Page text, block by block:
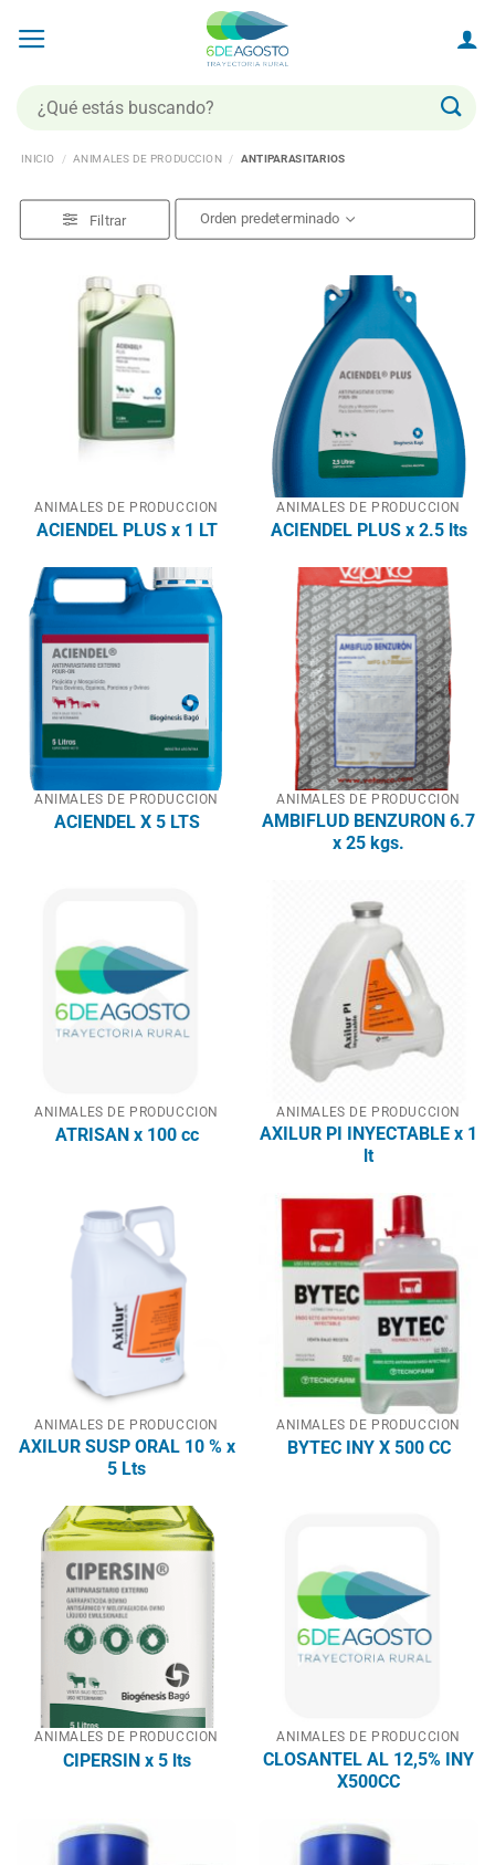
Buscar
por:
INICIO / ANIMALES DE PRODUCCION / ANTIPARASITARIOS
Filtrar
ANIMALES DE PRODUCCION
ACIENDEL PLUS x 1 LT
ANIMALES DE PRODUCCION
ACIENDEL PLUS x 2.5 lts
ANIMALES DE PRODUCCION
ACIENDEL X 5 LTS
ANIMALES DE PRODUCCION
AMBIFLUD BENZURON 6.7
x 25 kgs.
ANIMALES DE PRODUCCION
ATRISAN x 100 cc
ANIMALES DE PRODUCCION
AXILUR PI INYECTABLE x 1
lt
ANIMALES DE PRODUCCION
AXILUR SUSP ORAL 10 % x
5 Lts
ANIMALES DE PRODUCCION
BYTEC INY X 500 CC
ANIMALES DE PRODUCCION
CIPERSIN x 5 lts
ANIMALES DE PRODUCCION
CLOSANTEL AL 12,5% INY
X500CC